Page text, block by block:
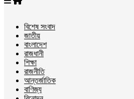
বিশেষ সংবাদ
জাতীয়
বাংলাদেশ
রাজধানী
শিক্ষা
রাজনীতি
আন্তর্জাতিক
বাণিজ্য